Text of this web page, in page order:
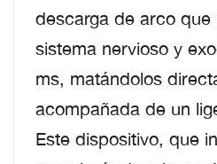
descarga de arco
sistema nervioso y
ms, matándolos
acompañada de un
Este dispositivo, que